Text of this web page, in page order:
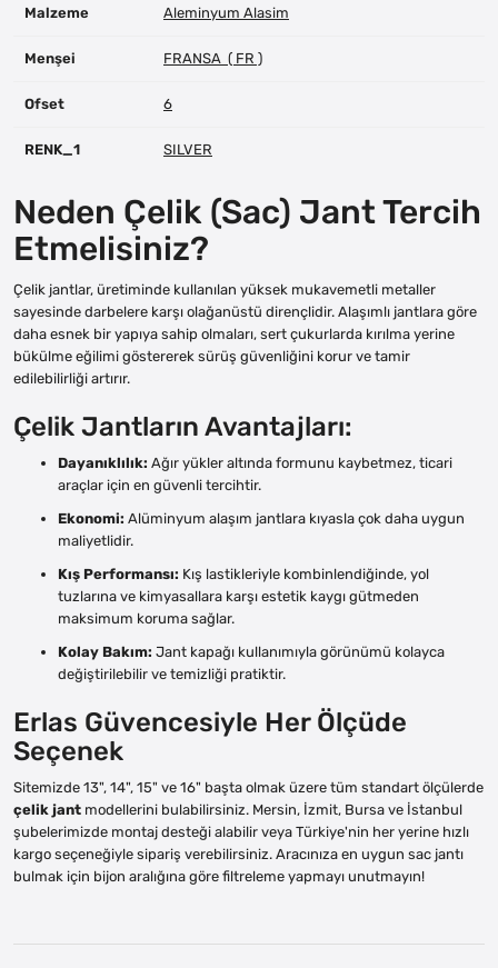
Malzeme Aleminyum Alasim
Menşei FRANSA ( FR )
Ofset 6
RENK_1 SILVER
Neden Çelik (Sac) Jant Tercih
Etmelisiniz?
Çelik jantlar, üretiminde kullanılan yüksek mukavemetli metaller
sayesinde darbelere karşı olağanüstü dirençlidir. Alaşımlı jantlara göre
daha esnek bir yapıya sahip olmaları, sert çukurlarda kırılma yerine
bükülme eğilimi göstererek sürüş güvenliğini korur ve tamir
edilebilirliği artırır.
Çelik Jantların Avantajları:
Dayanıklılık: Ağır yükler altında formunu kaybetmez, ticari
araçlar için en güvenli tercihtir.
Ekonomi: Alüminyum alaşım jantlara kıyasla çok daha uygun
maliyetlidir.
Kış Performansı: Kış lastikleriyle kombinlendiğinde, yol
tuzlarına ve kimyasallara karşı estetik kaygı gütmeden
maksimum koruma sağlar.
Kolay Bakım: Jant kapağı kullanımıyla görünümü kolayca
değiştirilebilir ve temizliği pratiktir.
Erlas Güvencesiyle Her Ölçüde
Seçenek
Sitemizde 13", 14", 15" ve 16" başta olmak üzere tüm standart ölçülerde
çelik jant modellerini bulabilirsiniz. Mersin, İzmit, Bursa ve İstanbul
şubelerimizde montaj desteği alabilir veya Türkiye'nin her yerine hızlı
kargo seçeneğiyle sipariş verebilirsiniz. Aracınıza en uygun sac jantı
bulmak için bijon aralığına göre filtreleme yapmayı unutmayın!